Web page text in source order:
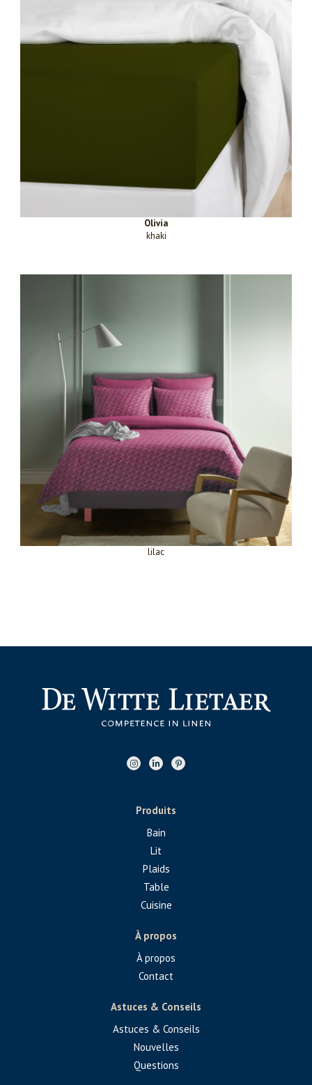
Olivia
khaki
lilac
Produits
Bain
Lit
Plaids
Table
Cuisine
À propos
À propos
Contact
Astuces & Conseils
Astuces & Conseils
Nouvelles
Questions